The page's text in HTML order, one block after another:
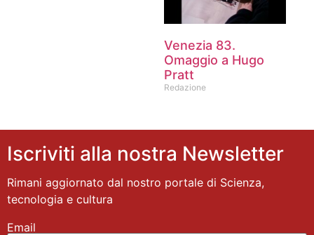
Venezia 83.
Omaggio a Hugo
Pratt
Redazione
Iscriviti alla nostra Newsletter
Rimani aggiornato dal nostro portale di Scienza,
tecnologia e cultura
Email